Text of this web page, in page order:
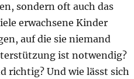
sondern oft auch das
erwachsene Kinder
auf die sie niemand
ist notwendig?
richtig? Und wie lässt sich